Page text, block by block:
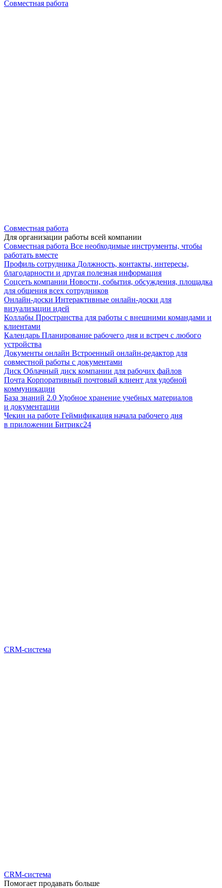
Совместная работа
Совместная работа
Для организации работы всей компании
Совместная работа Все необходимые инструменты, чтобы
работать вместе
Профиль сотрудника Должность, контакты, интересы,
благодарности и другая полезная информация
Соцсеть компании Новости, события, обсуждения, площадка
для общения всех сотрудников
Онлайн-доски Интерактивные онлайн-доски для
визуализации идей
Коллабы Пространства для работы с внешними командами и
клиентами
Календарь Планирование рабочего дня и встреч с любого
устройства
Документы онлайн Встроенный онлайн-редактор для
совместной работы с документами
Диск Облачный диск компании для рабочих файлов
Почта Корпоративный почтовый клиент для удобной
коммуникации
База знаний 2.0 Удобное хранение учебных материалов
и документации
Чекин на работе Геймификация начала рабочего дня
в приложении Битрикс24
CRM-система
CRM-система
Помогает продавать больше